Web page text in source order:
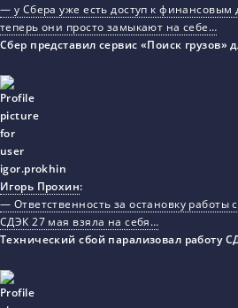
— у Сбера уже есть доступ к финансовым
теперь они просто замыкают на себе…
Сбер представил сервис «Поиск грузов»
Игорь Прохин:
— Ответственность за остановку работы
СДЭК 27 мая взяла на себя…
Технический сбой парализовал работу